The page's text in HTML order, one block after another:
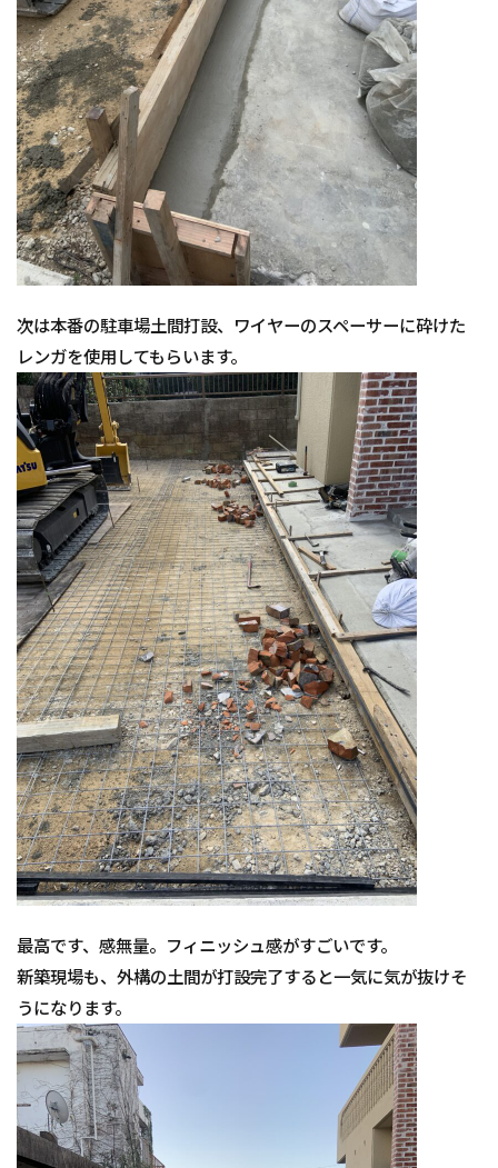
次は本番の駐車場土間打設、ワイヤーのスペーサーに砕けた
レンガを使用してもらいます。
最高です、感無量。フィニッシュ感がすごいです。
新築現場も、外構の土間が打設完了すると一気に気が抜けそ
うになります。